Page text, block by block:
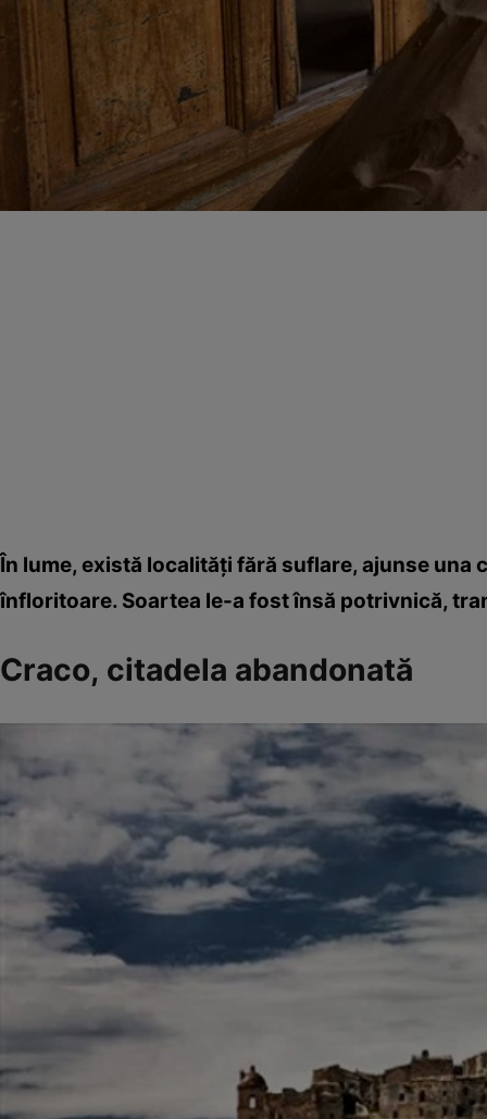
În lume, există localităţi fără suflare, ajunse
înfloritoare. Soartea le-a fost însă potrivnică,
Craco, citadela abandonată